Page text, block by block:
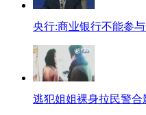
央行:商业银行不能参
逃犯姐姐裸身拉民警合